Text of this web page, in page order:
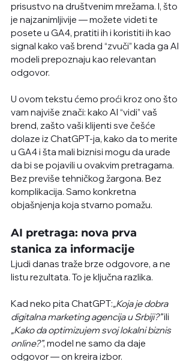
prisustvo na društvenim mrežama. I, što
je najzanimljivije — možete videti te
posete u GA4, pratiti ih i koristiti ih kao
signal kako vaš brend “zvuči” kada ga AI
modeli prepoznaju kao relevantan
odgovor.
U ovom tekstu ćemo proći kroz ono što
vam najviše znači: kako AI “vidi” vaš
brend, zašto vaši klijenti sve češće
dolaze iz ChatGPT-ja, kako da to merite
u GA4 i šta mali biznisi mogu da urade
da bi se pojavili u ovakvim pretragama.
Bez previše tehničkog žargona. Bez
komplikacija. Samo konkretna
objašnjenja koja stvarno pomažu.
AI pretraga: nova prva
stanica za informacije
Ljudi danas traže brze odgovore, a ne
listu rezultata. To je ključna razlika.
Kad neko pita ChatGPT:„Koja je dobra
digitalna marketing agencija u Srbiji?” ili
„Kako da optimizujem svoj lokalni biznis
online?”, model ne samo da daje
odgovor — on kreira izbor.